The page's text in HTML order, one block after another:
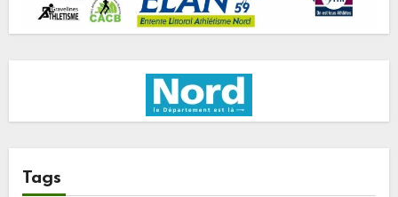
Tags